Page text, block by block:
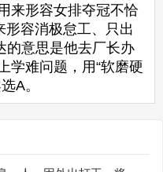
来形容女排夺冠不恰
形容消极怠工、只出
的意思是他去厂长办
学难问题，用“软磨硬
A。